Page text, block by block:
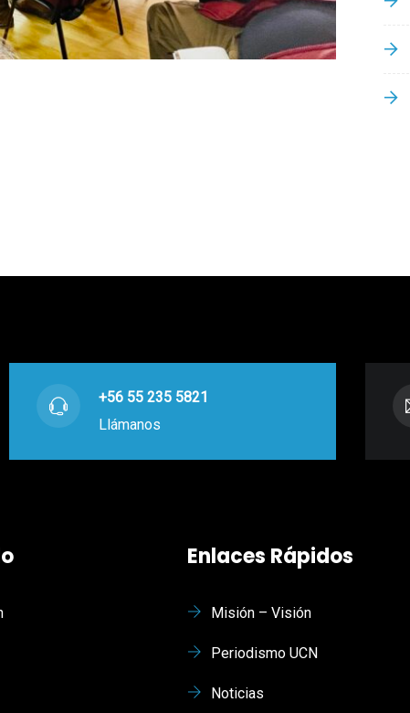
+56 55 235 5821
Llámanos
Enlaces Rápidos
Misión – Visión
Periodismo UCN
Noticias